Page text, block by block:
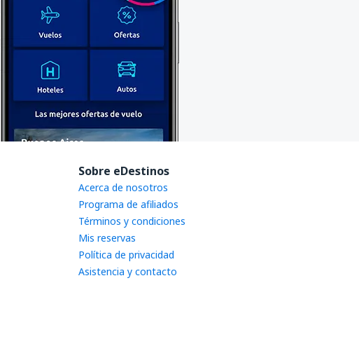
Sobre eDestinos
Acerca de nosotros
Programa de afiliados
Términos y condiciones
Mis reservas
Política de privacidad
Asistencia y contacto